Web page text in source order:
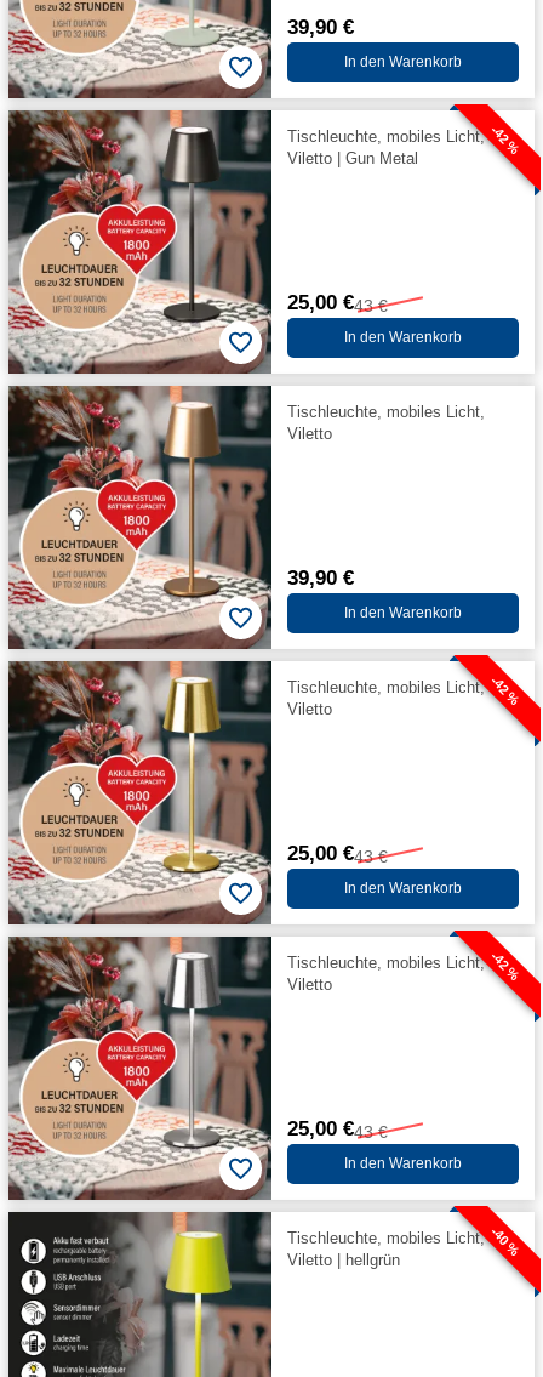
39,90 €
In den Warenkorb
-42 %
Tischleuchte, mobiles Licht,
Viletto | Gun Metal
25,00 €43 €
In den Warenkorb
Tischleuchte, mobiles Licht,
Viletto
39,90 €
In den Warenkorb
-42 %
Tischleuchte, mobiles Licht,
Viletto
25,00 €43 €
In den Warenkorb
-42 %
Tischleuchte, mobiles Licht,
Viletto
25,00 €43 €
In den Warenkorb
-40 %
Tischleuchte, mobiles Licht,
Viletto | hellgrün